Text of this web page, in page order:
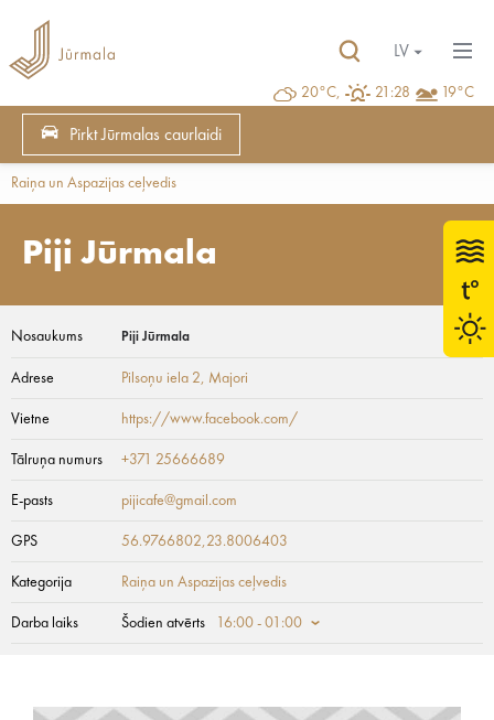
20°C, 21:28 19°C
LV
Pirkt Jūrmalas caurlaidi
Raiņa un Aspazijas ceļvedis
Piji Jūrmala
Nosaukums Piji Jūrmala
Adrese Pilsoņu iela 2, Majori
Vietne https://www.facebook.com/
Tālruņa numurs +371 25666689
E-pasts pijicafe@gmail.com
GPS 56.9766802,23.8006403
Kategorija Raiņa un Aspazijas ceļvedis
Darba laiks Šodien atvērts 16:00 - 01:00